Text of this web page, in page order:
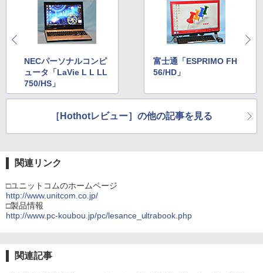
NECパーソナルコンピ
ュータ「LaVie L L LL
750/HS」
富士通「ESPRIMO FH
56/HD」
［Hothotレビュー］の他の記事を見る
関連リンク
□ユニットコムのホームページ
http://www.unitcom.co.jp/
□製品情報
http://www.pc-koubou.jp/pc/lesance_ultrabook.php
関連記事